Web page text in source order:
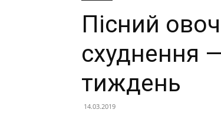
Пісний
схуднення
тиждень
14.03.2019